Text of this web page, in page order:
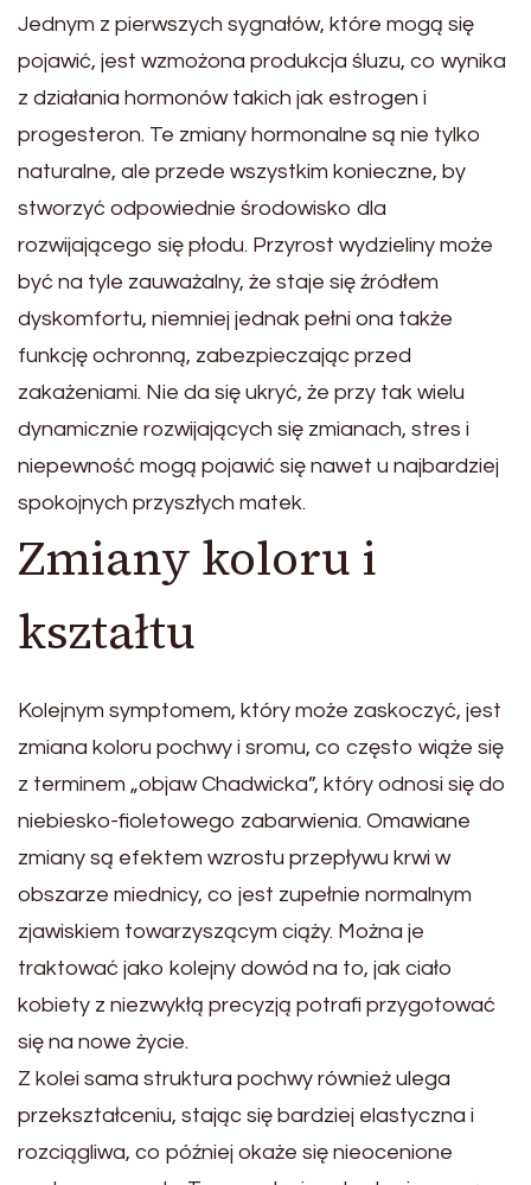
Jednym z pierwszych sygnałów, które mogą się
pojawić, jest wzmożona produkcja śluzu, co wynika
z działania hormonów takich jak estrogen i
progesteron. Te zmiany hormonalne są nie tylko
naturalne, ale przede wszystkim konieczne, by
stworzyć odpowiednie środowisko dla
rozwijającego się płodu. Przyrost wydzieliny może
być na tyle zauważalny, że staje się źródłem
dyskomfortu, niemniej jednak pełni ona także
funkcję ochronną, zabezpieczając przed
zakażeniami. Nie da się ukryć, że przy tak wielu
dynamicznie rozwijających się zmianach, stres i
niepewność mogą pojawić się nawet u najbardziej
spokojnych przyszłych matek.
Zmiany koloru i
kształtu
Kolejnym symptomem, który może zaskoczyć, jest
zmiana koloru pochwy i sromu, co często wiąże się
z terminem „objaw Chadwicka”, który odnosi się do
niebiesko-fioletowego zabarwienia. Omawiane
zmiany są efektem wzrostu przepływu krwi w
obszarze miednicy, co jest zupełnie normalnym
zjawiskiem towarzyszącym ciąży. Można je
traktować jako kolejny dowód na to, jak ciało
kobiety z niezwykłą precyzją potrafi przygotować
się na nowe życie.
Z kolei sama struktura pochwy również ulega
przekształceniu, stając się bardziej elastyczna i
rozciągliwa, co później okaże się nieocenione